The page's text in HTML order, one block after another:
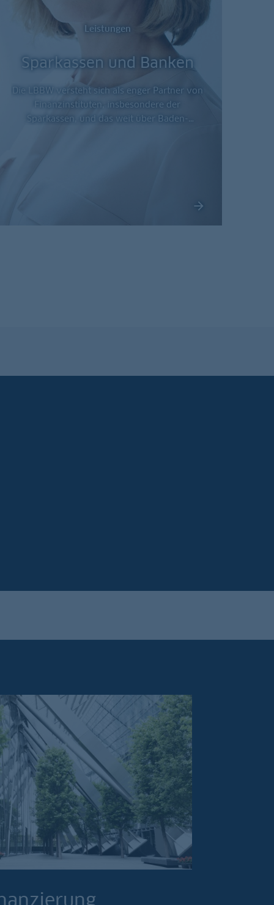
Leistungen
Sparkassen und Banken
Die LBBW versteht sich als enger Partner von
Finanzinstituten, insbesondere der
Sparkassen, und das weit über Baden-